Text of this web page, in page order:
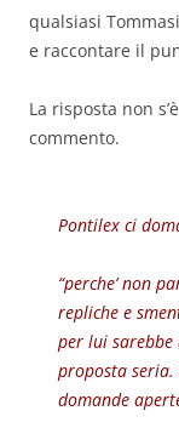
qualsiasi
e raccontare il
La risposta non
commento.
Pontilex ci
“perche’ non
repliche e
per lui sarebbe
proposta
domande